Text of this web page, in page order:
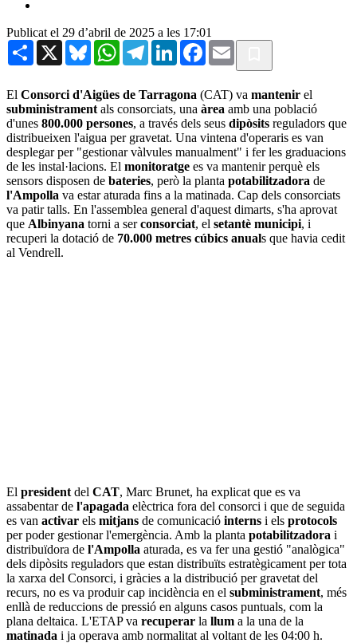
Publicat el 29 d’abril de 2025 a les 17:01
Share X BlueskyWhatsAppTelegramLinkedInFacebook
Email
El Consorci d'Aigües de Tarragona (CAT) va mantenir el
subministrament als consorciats, una àrea amb una població
d'unes 800.000 persones, a través dels seus dipòsits reguladors que
distribueixen l'aigua per gravetat. Una vintena d'operaris es van
desplegar per "gestionar vàlvules manualment" i fer les graduacions
de les instal·lacions. El monitoratge es va mantenir perquè els
sensors disposen de bateries, però la planta potabilitzadora de
l'Ampolla va estar aturada fins a la matinada. Cap dels consorciats
va patir talls. En l'assemblea general d'aquest dimarts, s'ha aprovat
que Albinyana torni a serconsorciat, el setantè municipi, i
recuperi la dotació de 70.000 metres cúbics anuals que havia cedit
al Vendrell.
El president del CAT, Marc Brunet, ha explicat que es va
assabentar de l'apagada elèctrica fora del consorci i que de seguida
es van activar els mitjans de comunicació interns i els protocols
per poder gestionar l'emergència. Amb la planta potabilitzadora i
distribuïdora de l'Ampolla aturada, es va fer una gestió "analògica"
dels dipòsits reguladors que estan distribuïts estratègicament per tota
la xarxa del Consorci, i gràcies a la distribució per gravetat del
recurs, no es va produir cap incidència en el subministrament, més
enllà de reduccions de pressió en alguns casos puntuals, com la
plana deltaica. L'ETAP va recuperar la llum a la una de la
matinada i ja operava amb normalitat al voltant de les 04:00 h.